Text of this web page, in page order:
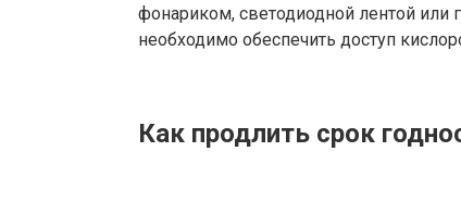
фонариком, светодиодной лентой или
необходимо обеспечить доступ
Как продлить срок